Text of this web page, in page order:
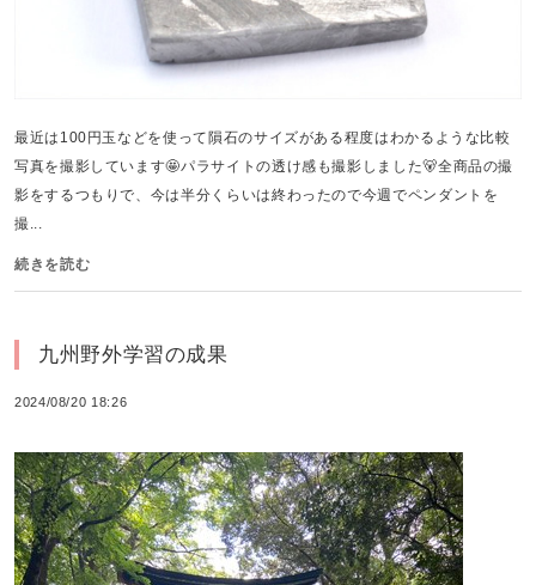
最近は100円玉などを使って隕石のサイズがある程度はわかるような比較
写真を撮影しています🤩パラサイトの透け感も撮影しました🐻全商品の撮
影をするつもりで、今は半分くらいは終わったので今週でペンダントを
撮...
続きを読む
九州野外学習の成果
2024/08/20 18:26